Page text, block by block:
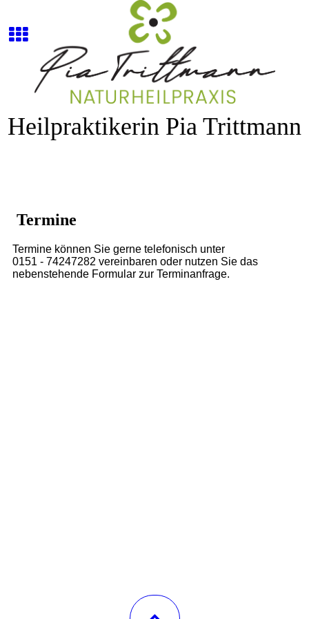
Heilpraktikerin Pia Trittmann
Termine
Termine können Sie gerne telefonisch unter
0151 - 74247282 vereinbaren oder nutzen Sie das
nebenstehende Formular zur Terminanfrage.